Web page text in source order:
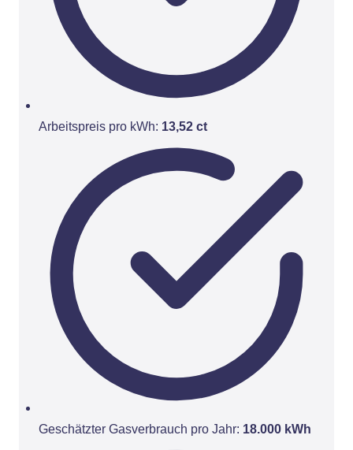
Arbeitspreis pro kWh: 13,52 ct
Geschätzter Gasverbrauch pro Jahr: 18.000 kWh